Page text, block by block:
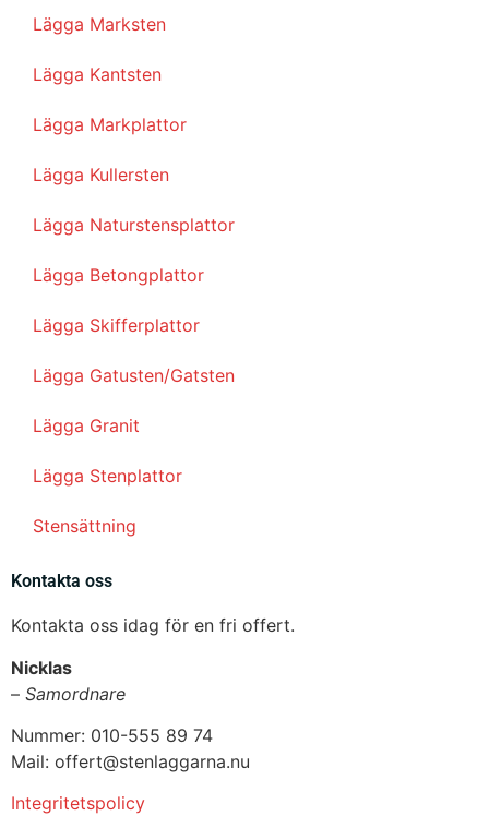
Lägga Marksten
Lägga Kantsten
Lägga Markplattor
Lägga Kullersten
Lägga Naturstensplattor
Lägga Betongplattor
Lägga Skifferplattor
Lägga Gatusten/Gatsten
Lägga Granit
Lägga Stenplattor
Stensättning
Kontakta oss
Kontakta oss idag för en fri offert.
Nicklas
– Samordnare
Nummer: 010-555 89 74
Mail: offert@stenlaggarna.nu
Integritetspolicy